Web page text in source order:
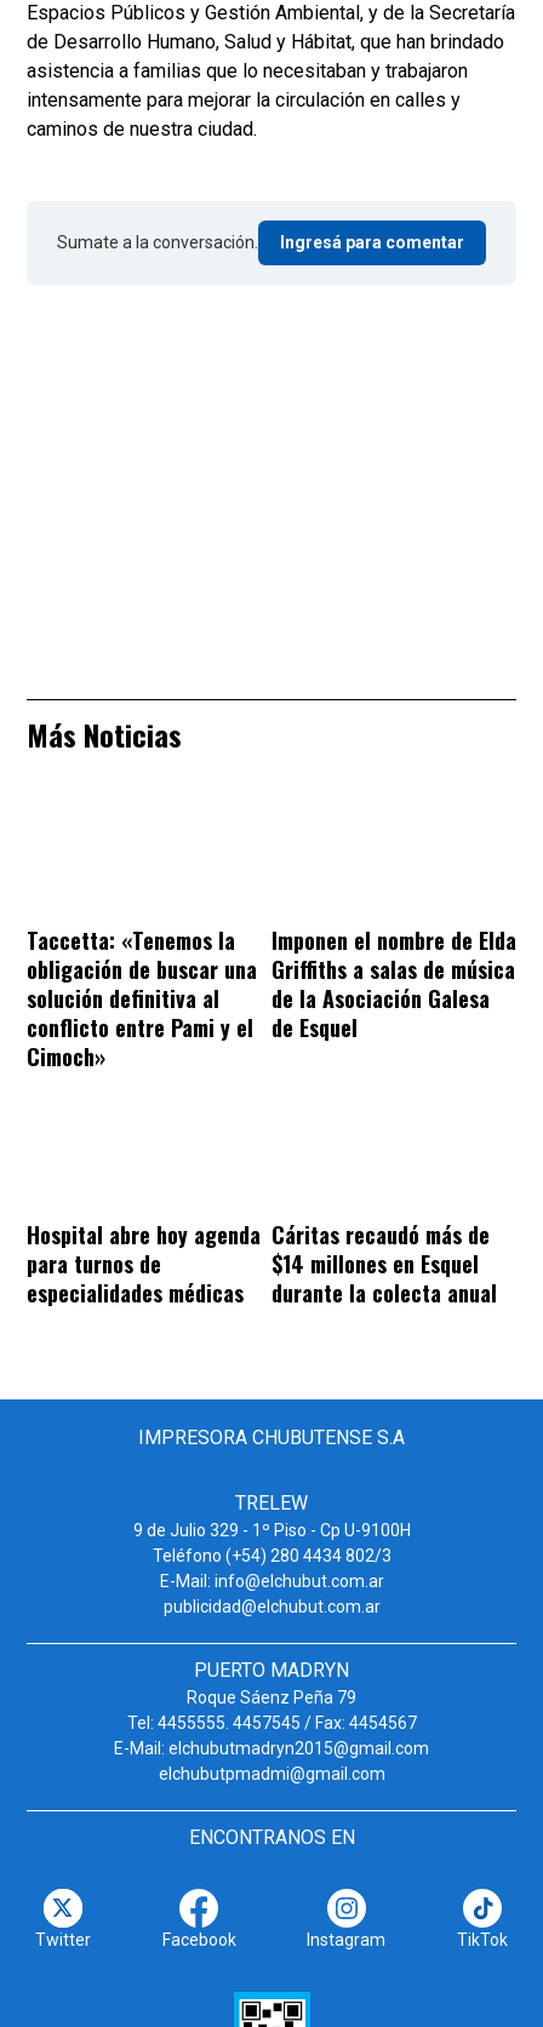
Espacios Públicos y Gestión Ambiental, y de la Secretaría
de Desarrollo Humano, Salud y Hábitat, que han brindado
asistencia a familias que lo necesitaban y trabajaron
intensamente para mejorar la circulación en calles y
caminos de nuestra ciudad.
Sumate a la conversación. Ingresá para comentar
Más Noticias
Taccetta: «Tenemos la
obligación de buscar una
solución definitiva al
conflicto entre Pami y el
Cimoch»
Imponen el nombre de Elda
Griffiths a salas de música
de la Asociación Galesa
de Esquel
Hospital abre hoy agenda
para turnos de
especialidades médicas
Cáritas recaudó más de
$14 millones en Esquel
durante la colecta anual
IMPRESORA CHUBUTENSE S.A
TRELEW
9 de Julio 329 - 1º Piso - Cp U-9100H
Teléfono (+54) 280 4434 802/3
E-Mail: info@elchubut.com.ar
publicidad@elchubut.com.ar
PUERTO MADRYN
Roque Sáenz Peña 79
Tel: 4455555. 4457545 / Fax: 4454567
E-Mail: elchubutmadryn2015@gmail.com
elchubutpmadmi@gmail.com
ENCONTRANOS EN
Twitter Facebook Instagram TikTok